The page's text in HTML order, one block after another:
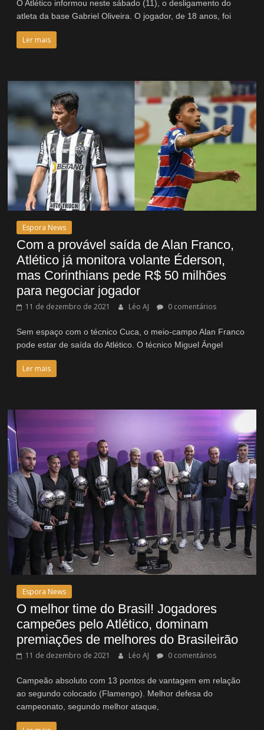
O Atlético informou neste sábado (11), o desligamento do
atleta da base Gabriel Oliveira. O jogador, de 18 anos, foi
Ler mais
Espora News
Com a provável saída de Alan Franco,
Atlético já monitora volante Éderson,
mas Corinthians pede R$ 50 milhões
para negociar jogador
11 de dezembro de 2021 Léo AJ 0 comentários
Sem espaço com o técnico Cuca, o meio-campo Alan Franco
pode estar de saída do Atlético. O técnico Miguel Ángel
Ler mais
Espora News
O melhor time do Brasil! Jogadores
campeões pelo Atlético, dominam
premiações de melhores do Brasileirão
11 de dezembro de 2021 Léo AJ 0 comentários
Campeão absoluto com 13 pontos de vantagem em relação
ao segundo colocado (Flamengo). Melhor defesa do
campeonato, segundo melhor ataque,